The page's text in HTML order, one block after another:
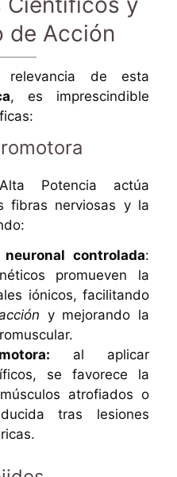
de Acción
relevancia de esta
, es imprescindible
Potencia actúa
fibras nerviosas y la
neuronal controlada:
promueven la
iónicos, facilitando
y mejorando la
al aplicar
se favorece la
atrofiados o
tras lesiones